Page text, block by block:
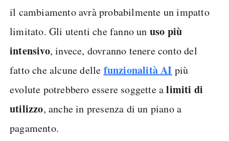
il cambiamento avrà probabilmente un impatto
limitato. Gli utenti che fanno un uso più
intensivo, invece, dovranno tenere conto del
fatto che alcune delle funzionalità AI più
evolute potrebbero essere soggette alimiti di
utilizzo, anche in presenza di un piano a
pagamento.